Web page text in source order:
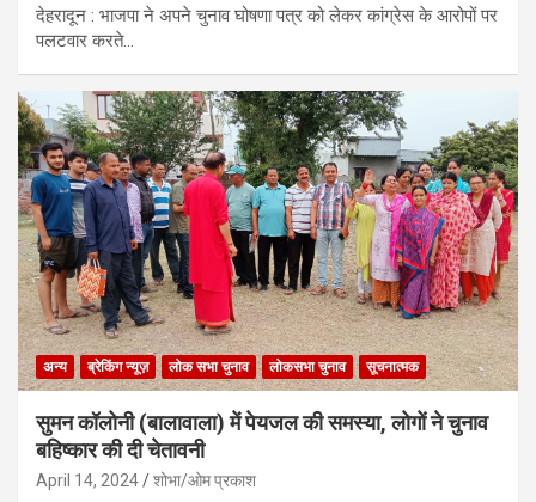
देहरादून : भाजपा ने अपने चुनाव घोषणा पत्र को लेकर कांग्रेस के आरोपों पर
पलटवार करते…
अन्य ब्रेकिंग न्यूज़ लोक सभा चुनाव लोकसभा चुनाव सूचनात्मक
सुमन कॉलोनी (बालावाला) में पेयजल की समस्या, लोगों ने चुनाव
बहिष्कार की दी चेतावनी
April 14, 2024 शोभा/ओम प्रकाश